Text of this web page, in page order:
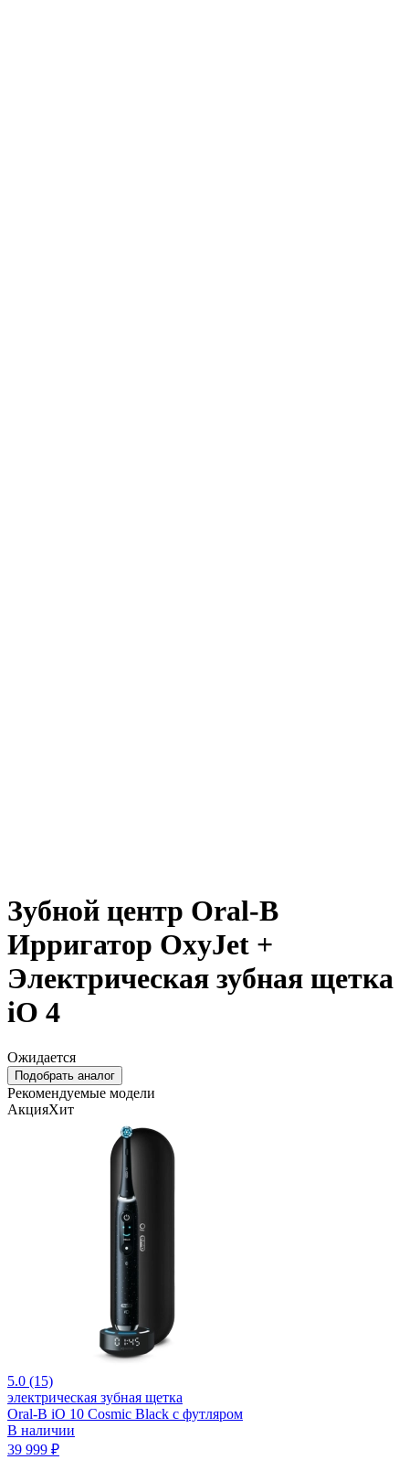
Зубной центр Oral-B
Ирригатор OxyJet +
Электрическая зубная щетка
iO 4
Ожидается
Подобрать аналог
Рекомендуемые модели
АкцияХит
5.0 (15)
электрическая зубная щетка
Oral-B iO 10 Cosmic Black c футляром
В наличии
39 999 ₽